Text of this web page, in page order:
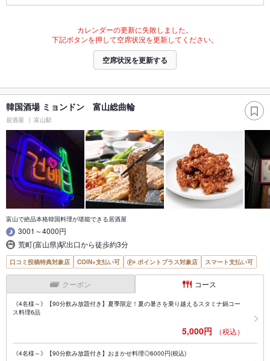
カレンダーの更新に失敗しました。
下記ボタンを押して空席状況を更新してください。
空席状況を更新する
韓国酒場 ミョンドン 富山総曲輪
居酒屋 富山駅
富山で絶品本格韓国料理が堪能できる居酒屋
3001～4000円
荒町(富山県)駅出口から徒歩約3分
口コミ投稿特典対象店 COIN+支払い可 ポイントプラス対象店 スマート支払い可
クーポン コース
《4名様～》【90分飲み放題付き】夏季限定！夏の暑さを乗り越えるスタミナ鍋コー
ス料理6品
5,000円 （税込）
《4名様～》【90分飲み放題付き】おまかせ料理◎6000円(税込)